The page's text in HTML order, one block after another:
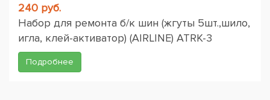
240 руб.
Набор для ремонта б/к шин (жгуты 5шт.,шило,
игла, клей-активатор) (AIRLINE) ATRK-3
Подробнее